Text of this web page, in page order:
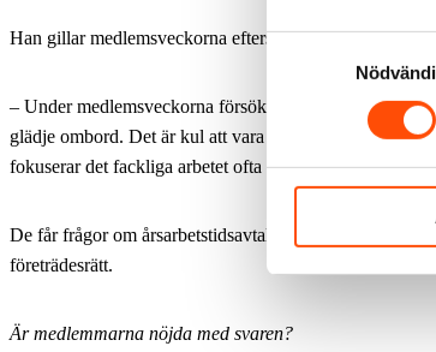
Samtyckesval
Han gillar medlemsveckorna eftersom de blir något
– Under medlemsveckorna försöker vi ha roliga snack
glädje ombord. Det är kul att vara ute på båtarna och
fokuserar det fackliga arbetet ofta på problem.
De får frågor om årsarbetstidsavtalet och den nya
företrädesrätt.
Är medlemmarna nöjda med svaren?